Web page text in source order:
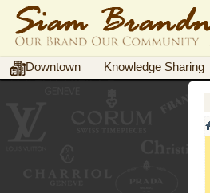
Downtown Knowledge Sharing